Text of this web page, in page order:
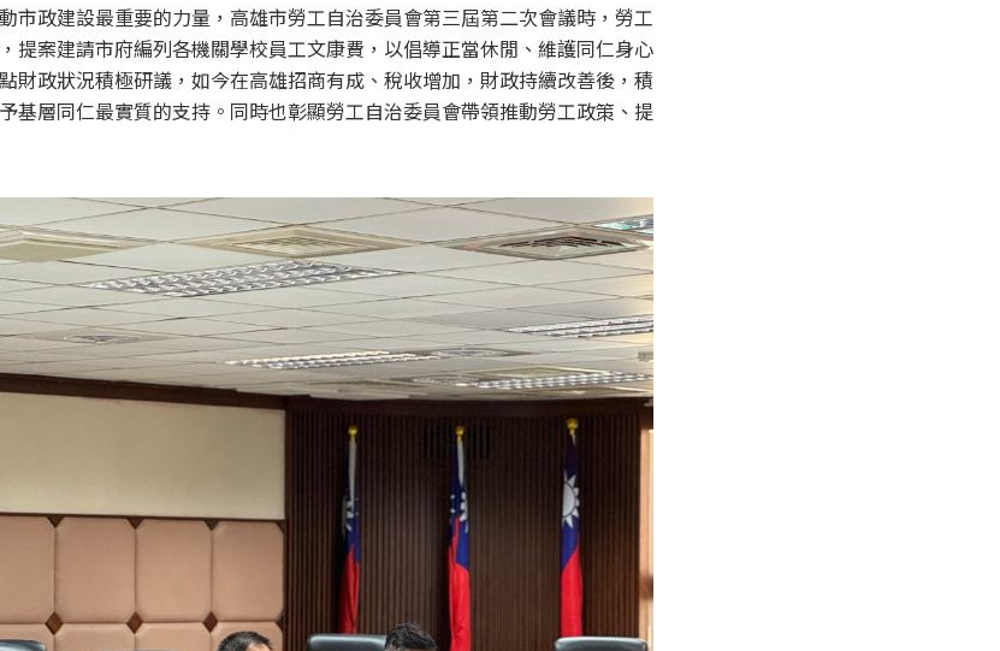
市政建設最重要的力量，高雄市勞工自治委員會第三屆第二次會議時，勞工
提案建請市府編列各機關學校員工文康費，以倡導正當休閒、維護同仁身心
財政狀況積極研議，如今在高雄招商有成、稅收增加，財政持續改善後，積
基層同仁最實質的支持。同時也彰顯勞工自治委員會帶領推動勞工政策、提